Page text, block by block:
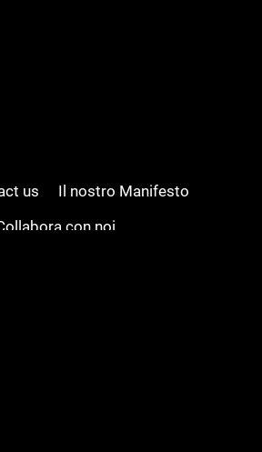
us
Il nostro Manifesto
con noi